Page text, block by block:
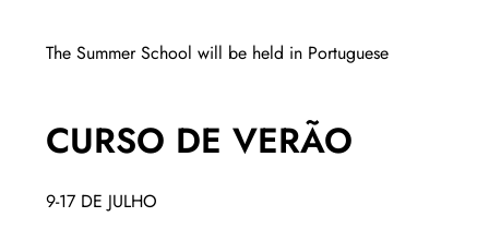
The Summer School will be held in Portuguese
CURSO DE VERÃO
9-17 DE JULHO